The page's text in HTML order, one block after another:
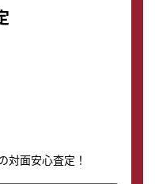
対面安心査定！
店では、時計販売の